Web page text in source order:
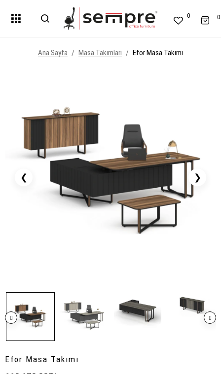
0 0
Ana Sayfa Masa Takımları Efor Masa Takımı
❮ ❯
Efor Masa Takımı